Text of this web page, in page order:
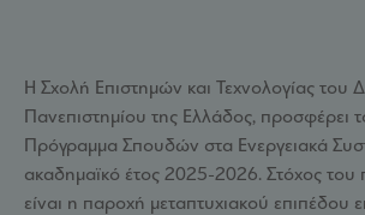
Η Σχολή Επιστημών και Τεχνολογίας του
Πανεπιστημίου της Ελλάδος, προσφέρει
Πρόγραμμα Σπουδών στα Ενεργειακά
ακαδημαϊκό έτος 2025-2026. Στόχος του
είναι η παροχή μεταπτυχιακού επιπέδου